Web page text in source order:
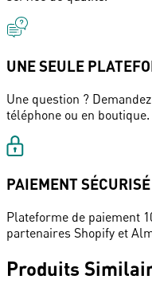
UNE SEULE
Une question ?
téléphone ou en boutique.
PAIEMENT SÉCURISÉ
Plateforme de paiement
partenaires Shopify et
Produits